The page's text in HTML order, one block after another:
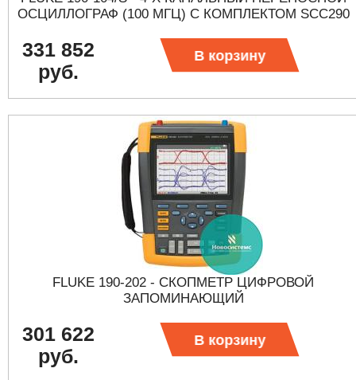
ОСЦИЛЛОГРАФ (100 МГЦ) С КОМПЛЕКТОМ SCC290
331 852
руб.
В корзину
FLUKE 190-202 - СКОПМЕТР ЦИФРОВОЙ
ЗАПОМИНАЮЩИЙ
301 622
руб.
В корзину